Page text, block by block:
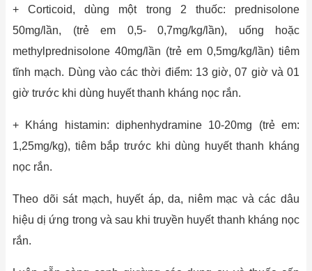
+ Corticoid, dùng một trong 2 thuốc: prednisolone
50mg/lần, (trẻ em 0,5- 0,7mg/kg/lần), uống hoặc
methylprednisolone 40mg/lần (trẻ em 0,5mg/kg/lần) tiêm
tĩnh mạch. Dùng vào các thời điểm: 13 giờ, 07 giờ và 01
giờ trước khi dùng huyết thanh kháng nọc rắn.
+ Kháng histamin: diphenhydramine 10-20mg (trẻ em:
1,25mg/kg), tiêm bắp trước khi dùng huyết thanh kháng
nọc rắn.
Theo dõi sát mạch, huyết áp, da, niêm mạc và các dâu
hiệu dị ứng trong và sau khi truyền huyết thanh kháng nọc
rắn.